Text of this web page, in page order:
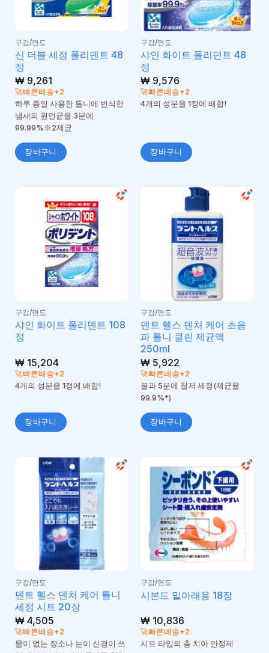
구강/면도
신 더블 세정 폴리덴트 48
정
₩9,261
🚀빠른배송+2
하루 종일 사용한 틀니에 번식한
냄새의 원인균을 3분에
99.99%※2제균
장바구니
구강/면도
샤인 화이트 폴리던트 48
정
₩9,576
🚀빠른배송+2
4개의 성분을 1정에 배합!
장바구니
구강/면도
샤인 화이트 폴리덴트 108
정
₩15,204
🚀빠른배송+2
4개의 성분을 1정에 배합!
장바구니
구강/면도
덴트 헬스 덴처 케어 초음
파 틀니 클린 제균액
250ml
₩5,922
🚀빠른배송+2
불과 5분에 철저 세정(제균율
99.9%*)
장바구니
구강/면도
덴트 헬스 덴처 케어 틀니
세정 시트 20장
₩4,505
🚀빠른배송+2
물이 없는 장소나 눈이 신경이 쓰
구강/면도
시본드 밑아래용 18장
₩10,836
🚀빠른배송+2
시트 타입의 총 치아 안정제